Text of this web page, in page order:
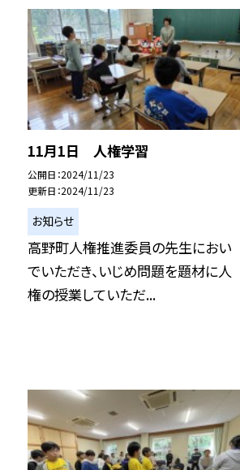
11月1日 人権学習
公開日 2024/11/23
更新日 2024/11/23
お知らせ
高野町人権推進委員の先生におい
でいただき、いじめ問題を題材に人
権の授業していただ...